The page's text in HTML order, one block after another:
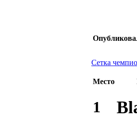
Сетка
Место
1